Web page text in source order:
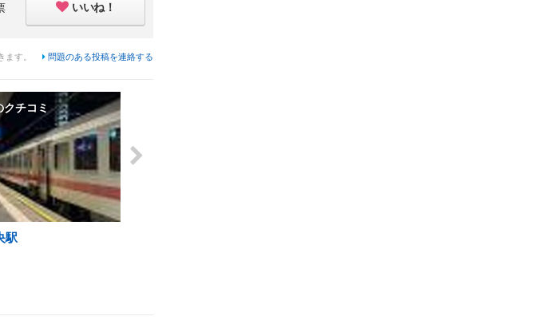
いいね！
ます。 問題のある投稿を連絡する
クチコミ
駅